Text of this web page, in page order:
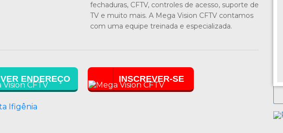
fechaduras, CFTV, controles de acesso, suporte de
TV e muito mais. A Mega Vision CFTV contamos
com uma equipe treinada e especializada.
VER ENDEREÇO INSCREVER-SE